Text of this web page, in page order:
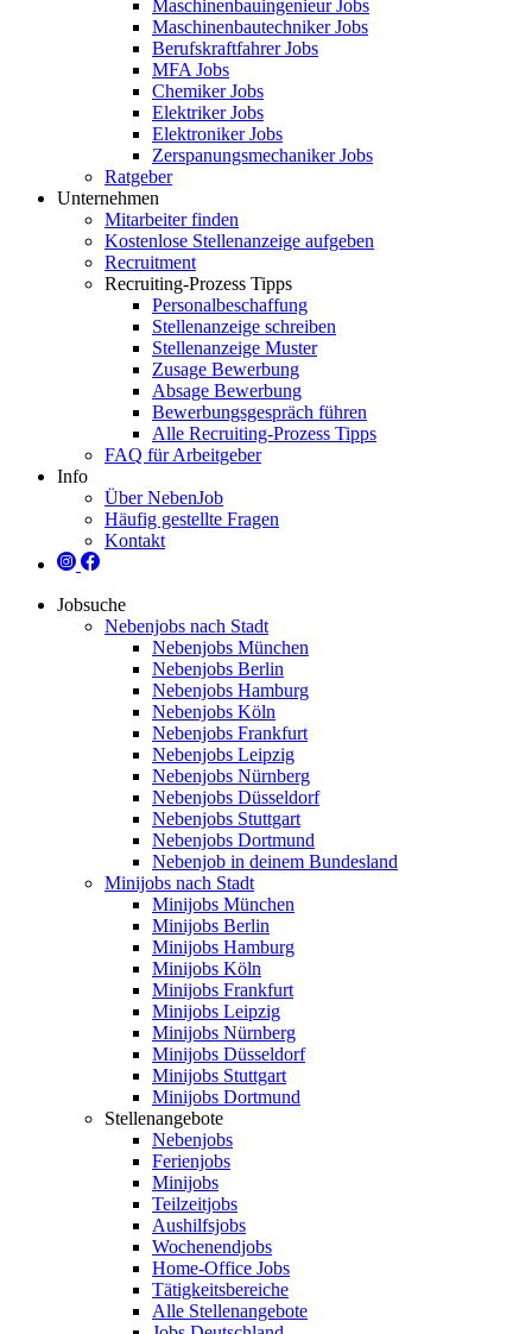
Maschinenbauingenieur Jobs
Maschinenbautechniker Jobs
Berufskraftfahrer Jobs
MFA Jobs
Chemiker Jobs
Elektriker Jobs
Elektroniker Jobs
Zerspanungsmechaniker Jobs
Ratgeber
Unternehmen
Mitarbeiter finden
Kostenlose Stellenanzeige aufgeben
Recruitment
Recruiting-Prozess Tipps
Personalbeschaffung
Stellenanzeige schreiben
Stellenanzeige Muster
Zusage Bewerbung
Absage Bewerbung
Bewerbungsgespräch führen
Alle Recruiting-Prozess Tipps
FAQ für Arbeitgeber
Info
Über NebenJob
Häufig gestellte Fragen
Kontakt
Jobsuche
Nebenjobs nach Stadt
Nebenjobs München
Nebenjobs Berlin
Nebenjobs Hamburg
Nebenjobs Köln
Nebenjobs Frankfurt
Nebenjobs Leipzig
Nebenjobs Nürnberg
Nebenjobs Düsseldorf
Nebenjobs Stuttgart
Nebenjobs Dortmund
Nebenjob in deinem Bundesland
Minijobs nach Stadt
Minijobs München
Minijobs Berlin
Minijobs Hamburg
Minijobs Köln
Minijobs Frankfurt
Minijobs Leipzig
Minijobs Nürnberg
Minijobs Düsseldorf
Minijobs Stuttgart
Minijobs Dortmund
Stellenangebote
Nebenjobs
Ferienjobs
Minijobs
Teilzeitjobs
Aushilfsjobs
Wochenendjobs
Home-Office Jobs
Tätigkeitsbereiche
Alle Stellenangebote